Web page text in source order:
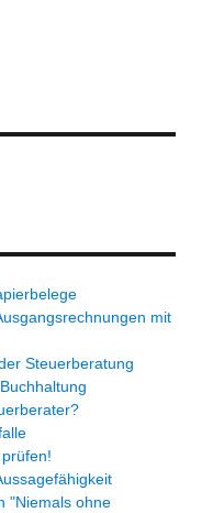
mit
Steuerberatung
"Niemals ohne